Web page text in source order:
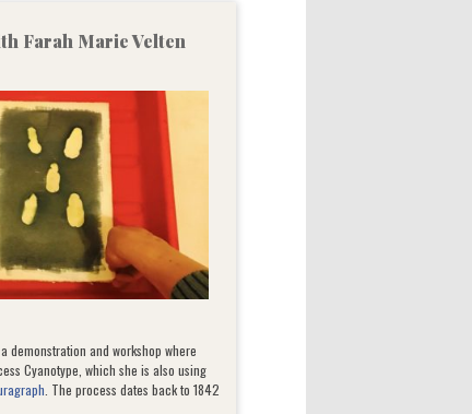
Farah Marie Velten
demonstration and workshop where
Cyanotype, which she is also using
. The process dates back to 1842